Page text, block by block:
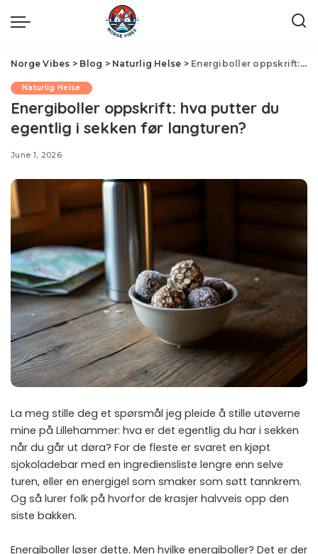
Norge Vibes > Blog > Naturlig Helse > Energiboller oppskrift: hva putter du egentlig i sekken før langturen?
Naturlig Helse
Energiboller oppskrift: hva putter du
egentlig i sekken før langturen?
June 1, 2026
La meg stille deg et spørsmål jeg pleide å stille utøverne
mine på Lillehammer: hva er det egentlig du har i sekken
når du går ut døra? For de fleste er svaret en kjøpt
sjokoladebar med en ingrediensliste lengre enn selve
turen, eller en energigel som smaker som søtt tannkrem.
Og så lurer folk på hvorfor de krasjer halvveis opp den
siste bakken.
Energiboller løser dette. Men hvilke energiboller? Det er der